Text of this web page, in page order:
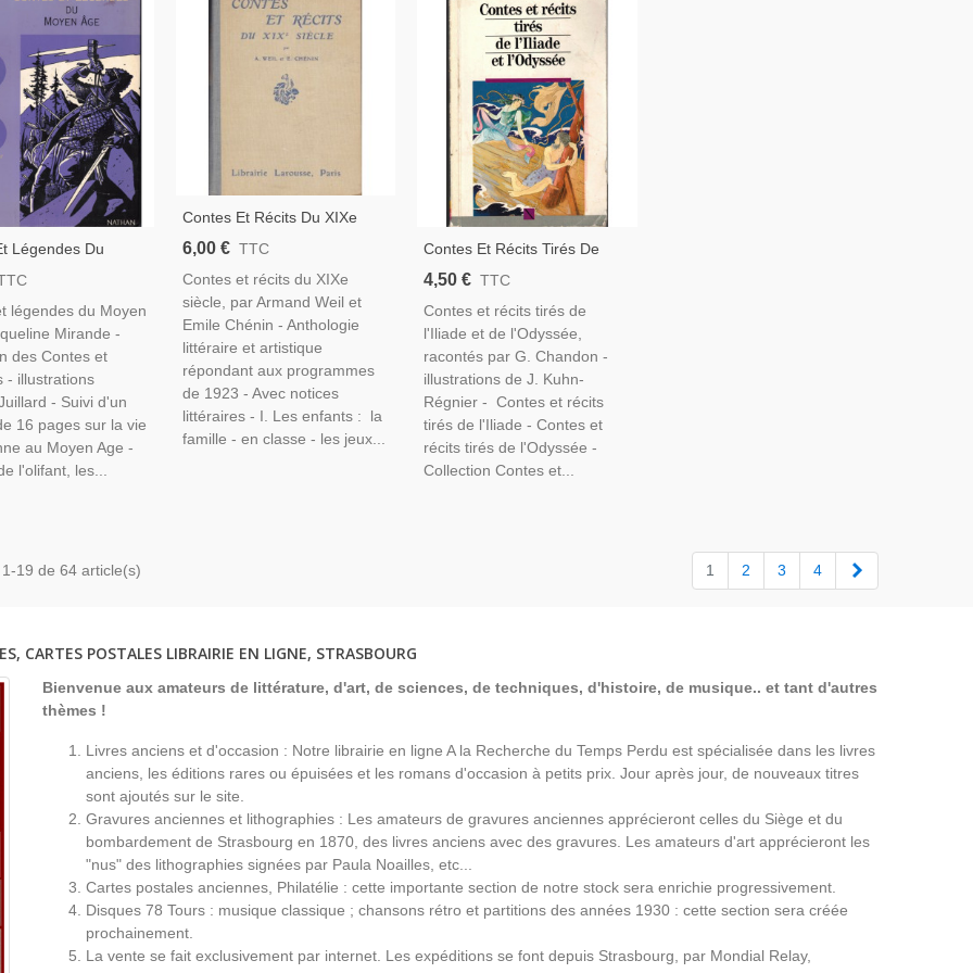
Légendes Du
Jacqueline
Contes Fernand
légendes du Moyen
Mirande -
des Contes et
- illustrations
- Suivi d'un
16 pages sur la vie
au Moyen Age -
l'olifant, les...
Contes Et Récits Du XIXe
Siècle, Weil Et Chénin, 1932 -
De Français
6,00 € TTC
Contes et récits du XIXe
siècle, par Armand Weil et
Emile Chénin - Anthologie
littéraire et artistique
répondant aux programmes
de 1923 - Avec notices
littéraires - I. Les enfants : la
famille - en classe - les jeux...
Contes Et Récits Tirés De
L'Iliade Et L'Odyssée, G.
Grèce Antique, Auteurs
Classiques Grecs,
4,50 € TTC
Contes et récits tirés de
l'Iliade et de l'Odyssée,
racontés par G. Chandon -
illustrations de J. Kuhn-
Régnier - Contes et récits
tirés de l'Iliade - Contes et
récits tirés de l'Odyssée -
Collection Contes et...
19 de 64 article(s) 1 2 3 4
CARTES POSTALES LIBRAIRIE EN LIGNE, STRASBOURG
Bienvenue aux amateurs de littérature, d'art, de sciences, de techniques, d'histoire, de musique.. et tant d'autres
thèmes !
Livres anciens et d'occasion : Notre librairie en ligne A la Recherche du Temps Perdu est spécialisée dans les livres
anciens, les éditions rares ou épuisées et les romans d'occasion à petits prix. Jour après jour, de nouveaux titres
sont ajoutés sur le site.
Gravures anciennes et lithographies : Les amateurs de gravures anciennes apprécieront celles du Siège et du
bombardement de Strasbourg en 1870, des livres anciens avec des gravures. Les amateurs d'art apprécieront les
"nus" des lithographies signées par Paula Noailles, etc...
Cartes postales anciennes, Philatélie : cette importante section de notre stock sera enrichie progressivement.
Disques 78 Tours : musique classique ; chansons rétro et partitions des années 1930 : cette section sera créée
prochainement.
La vente se fait exclusivement par internet. Les expéditions se font depuis Strasbourg, par Mondial Relay,